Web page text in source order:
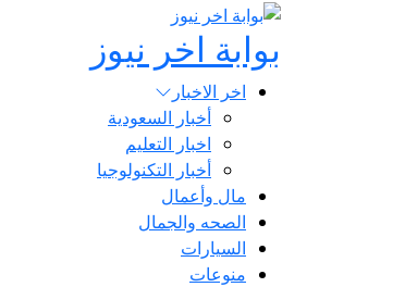
بوابة اخر نيوز
اخر الاخبار
أخبار السعودية
اخبار التعليم
أخبار التكنولوجيا
مال وأعمال
الصحه والجمال
السيارات
منوعات